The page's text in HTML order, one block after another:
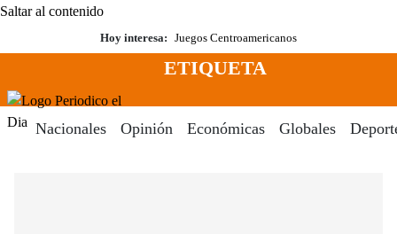
Saltar al contenido
Hoy interesa: Juegos Centroamericanos
Menú
ETIQUETA
Nacionales Opinión Económicas Globales